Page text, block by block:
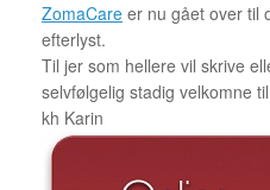
ZomaCare er nu gået over til
efterlyst.
Til jer som hellere vil skrive
selvfølgelig stadig velkomne
kh Karin